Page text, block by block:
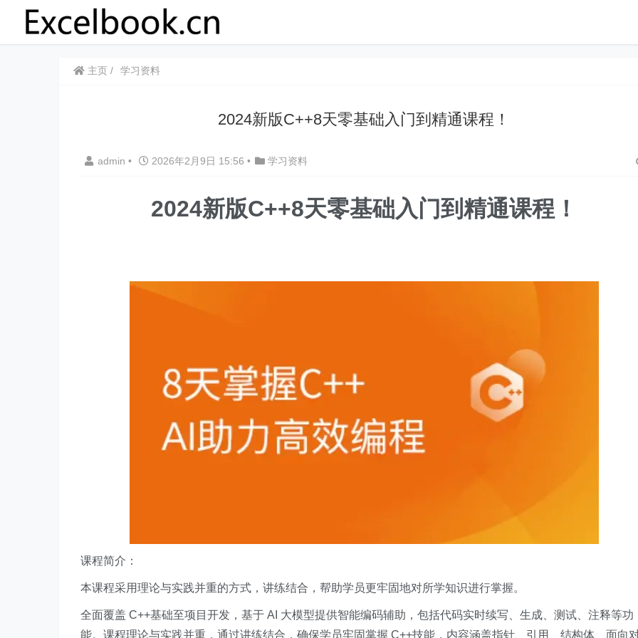
主页 学习资料
2024新版C++8天零基础入门到精通课程！
admin • 2026年2月9日 15:56 • 学习资料
2024新版C++8天零基础入门到精通课程！
课程简介：
本课程采用理论与实践并重的方式，讲练结合，帮助学员更牢固地对所学知识进行掌握。
全面覆盖 C++基础至项目开发，基于 AI 大模型提供智能编码辅助，包括代码实时续写、生成、测试、注释等功
能。课程理论与实践并重，通过讲练结合，确保学员牢固掌握 C++技能，内容涵盖指针、引用、结构体、面向